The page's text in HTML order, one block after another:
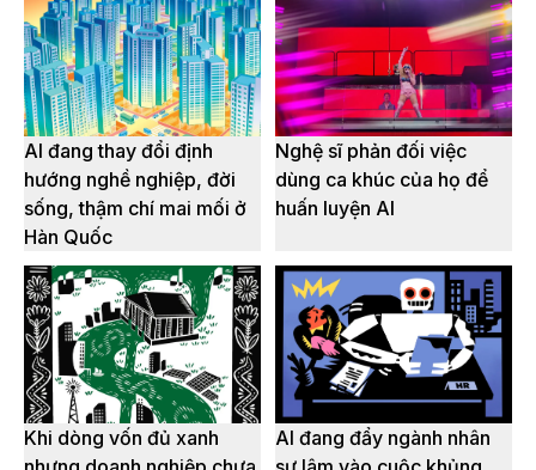
AI đang thay đổi định
hướng nghề nghiệp, đời
sống, thậm chí mai mối ở
Hàn Quốc
Nghệ sĩ phản đối việc
dùng ca khúc của họ để
huấn luyện AI
Khi dòng vốn đủ xanh
AI đang đẩy ngành nhân